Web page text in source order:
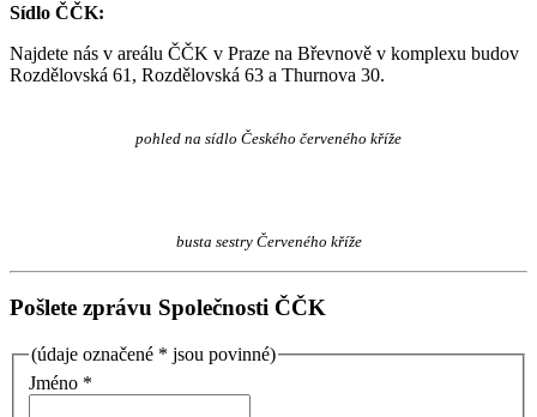
Sídlo ČČK:
Najdete nás v areálu ČČK v Praze na Břevnově v komplexu budov
Rozdělovská 61, Rozdělovská 63 a Thurnova 30.
pohled na sídlo Českého červeného kříže
busta sestry Červeného kříže
Pošlete zprávu Společnosti ČČK
(údaje označené * jsou povinné)
Jméno *